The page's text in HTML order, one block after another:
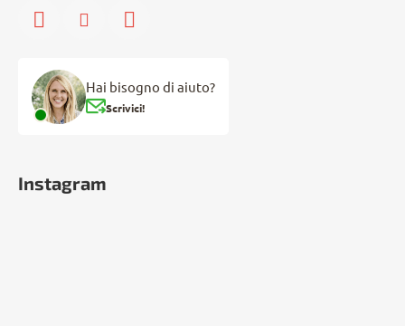
Hai bisogno di aiuto?
Scrivici!
Instagram